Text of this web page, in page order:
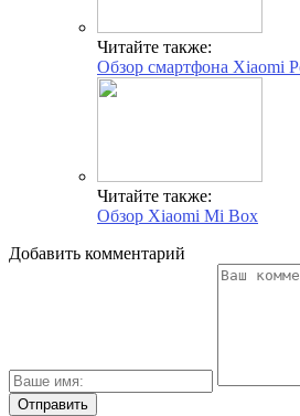
Читайте также:
Обзор смартфона Xiaomi
Читайте также:
Обзор Xiaomi Mi Box
Добавить комментарий